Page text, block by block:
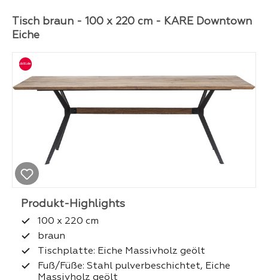
Bildergalerie überspringen
Tisch braun - 100 x 220 cm - KARE Downtown
Eiche
100 x 220 cm
braun
Tischplatte: Eiche Massivholz geölt
Fuß/Füße: Stahl pulverbeschichtet, Eiche
Massivholz geölt